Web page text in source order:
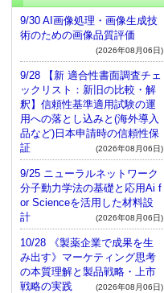
9/30 AI画像処理・画像生成技
術のための画像品質評価
(2026年08月06日)
9/28 【新 適合性書面調査チェ
ックリスト：新旧の比較・解
釈】信頼性基準適用試験の運
用への落とし込みと(海外導入
品など)日本申請時の信頼性保
証
(2026年08月06日)
9/25 ニューラルネットワーク
分子動力学法の基礎と応用Ai f
or Scienceを活用した材料設
計
(2026年08月06日)
10/28 《製薬企業で成果を生
み出す》マーケティング思考
の本質理解と製品戦略・上市
戦略の実践
(2026年08月06日)